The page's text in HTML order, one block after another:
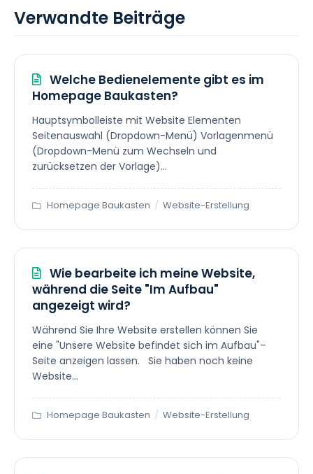
Verwandte Beiträge
Welche Bedienelemente gibt es im
Homepage Baukasten?
Hauptsymbolleiste mit Website Elementen
Seitenauswahl (Dropdown-Menü) Vorlagenmenü
(Dropdown-Menü zum Wechseln und
zurücksetzen der Vorlage)...
Homepage Baukasten / Website-Erstellung
Wie bearbeite ich meine Website,
während die Seite "Im Aufbau"
angezeigt wird?
Während Sie Ihre Website erstellen können Sie
eine "Unsere Website befindet sich im Aufbau"–
Seite anzeigen lassen. Sie haben noch keine
Website...
Homepage Baukasten / Website-Erstellung